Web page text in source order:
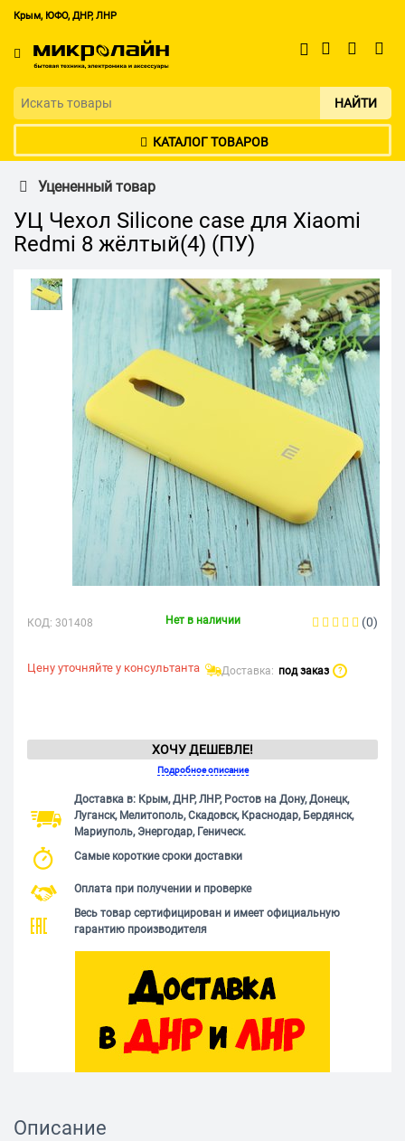
Крым, ЮФО, ДНР, ЛНР
НАЙТИ
КАТАЛОГ ТОВАРОВ
Уцененный товар
УЦ Чехол Silicone case для Xiaomi
Redmi 8 жёлтый(4) (ПУ)
КОД: 301408 Нет в наличии (0)
Цену уточняйте у консультанта Доставка: под заказ ?
ХОЧУ ДЕШЕВЛЕ!
Подробное описание
Доставка в: Крым, ДНР, ЛНР, Ростов на Дону, Донецк,
Луганск, Мелитополь, Скадовск, Краснодар, Бердянск,
Мариуполь, Энергодар, Геническ.
Самые короткие сроки доставки
Оплата при получении и проверке
Весь товар сертифицирован и имеет официальную
гарантию производителя
Описание